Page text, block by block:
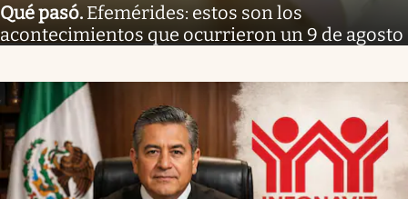
Qué pasó. Efemérides: estos son los
acontecimientos que ocurrieron un 9 de agosto